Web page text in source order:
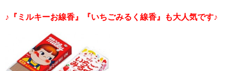
♪『ミルキーお線香』『いちごみるく線香』も大人気です♪